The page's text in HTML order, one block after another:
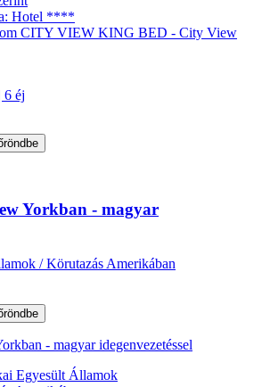
Hotel ****
CITY VIEW KING BED - City View
6 éj
Yorkban - magyar
/ Körutazás Amerikában
- magyar idegenvezetéssel
Egyesült Államok